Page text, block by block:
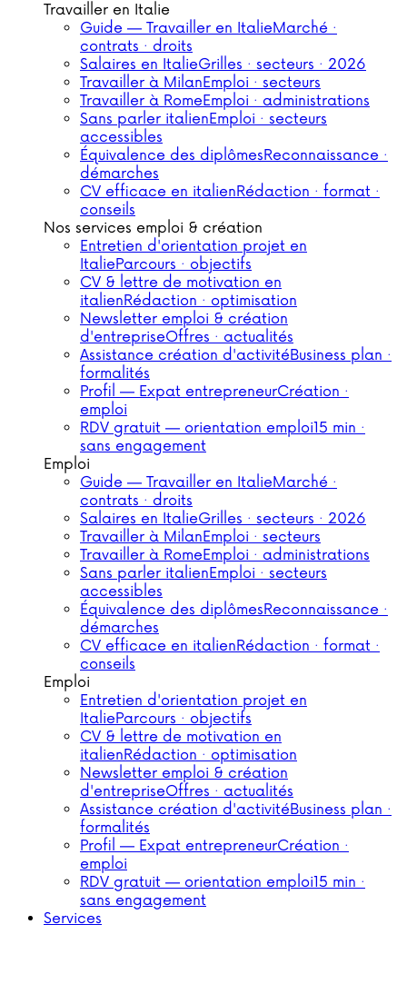
Travailler en Italie
Guide — Travailler en ItalieMarché ·
contrats · droits
Salaires en ItalieGrilles · secteurs · 2026
Travailler à MilanEmploi · secteurs
Travailler à RomeEmploi · administrations
Sans parler italienEmploi · secteurs
accessibles
Équivalence des diplômesReconnaissance ·
démarches
CV efficace en italienRédaction · format ·
conseils
Nos services emploi & création
Entretien d'orientation projet en
ItalieParcours · objectifs
CV & lettre de motivation en
italienRédaction · optimisation
Newsletter emploi & création
d'entrepriseOffres · actualités
Assistance création d'activitéBusiness plan ·
formalités
Profil — Expat entrepreneurCréation ·
emploi
RDV gratuit — orientation emploi15 min ·
sans engagement
Emploi
Guide — Travailler en ItalieMarché ·
contrats · droits
Salaires en ItalieGrilles · secteurs · 2026
Travailler à MilanEmploi · secteurs
Travailler à RomeEmploi · administrations
Sans parler italienEmploi · secteurs
accessibles
Équivalence des diplômesReconnaissance ·
démarches
CV efficace en italienRédaction · format ·
conseils
Emploi
Entretien d'orientation projet en
ItalieParcours · objectifs
CV & lettre de motivation en
italienRédaction · optimisation
Newsletter emploi & création
d'entrepriseOffres · actualités
Assistance création d'activitéBusiness plan ·
formalités
Profil — Expat entrepreneurCréation ·
emploi
RDV gratuit — orientation emploi15 min ·
sans engagement
Services